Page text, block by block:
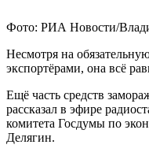
Фото: РИА Новости/
Несмотря на
экспортёрами, она всё
Ещё часть средств
рассказал в эфире
комитета Госдумы по
Делягин.